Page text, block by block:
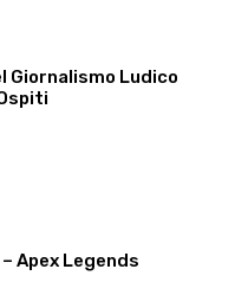
Giornalismo Ludico
Apex Legends